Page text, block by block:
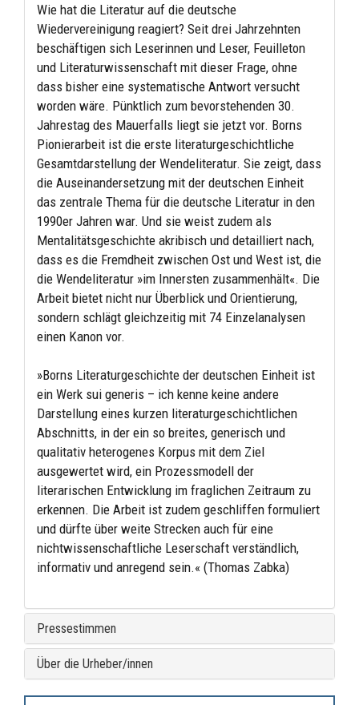
Wie hat die Literatur auf die deutsche
Wiedervereinigung reagiert? Seit drei Jahrzehnten
beschäftigen sich Leserinnen und Leser, Feuilleton
und Literaturwissenschaft mit dieser Frage, ohne
dass bisher eine systematische Antwort versucht
worden wäre. Pünktlich zum bevorstehenden 30.
Jahrestag des Mauerfalls liegt sie jetzt vor. Borns
Pionierarbeit ist die erste literaturgeschichtliche
Gesamtdarstellung der Wendeliteratur. Sie zeigt, dass
die Auseinandersetzung mit der deutschen Einheit
das zentrale Thema für die deutsche Literatur in den
1990er Jahren war. Und sie weist zudem als
Mentalitätsgeschichte akribisch und detailliert nach,
dass es die Fremdheit zwischen Ost und West ist, die
die Wendeliteratur »im Innersten zusammenhält«. Die
Arbeit bietet nicht nur Überblick und Orientierung,
sondern schlägt gleichzeitig mit 74 Einzelanalysen
einen Kanon vor.
»Borns Literaturgeschichte der deutschen Einheit ist
ein Werk sui generis – ich kenne keine andere
Darstellung eines kurzen literaturgeschichtlichen
Abschnitts, in der ein so breites, generisch und
qualitativ heterogenes Korpus mit dem Ziel
ausgewertet wird, ein Prozessmodell der
literarischen Entwicklung im fraglichen Zeitraum zu
erkennen. Die Arbeit ist zudem geschliffen formuliert
und dürfte über weite Strecken auch für eine
nichtwissenschaftliche Leserschaft verständlich,
informativ und anregend sein.« (Thomas Zabka)
Pressestimmen
Über die Urheber/innen